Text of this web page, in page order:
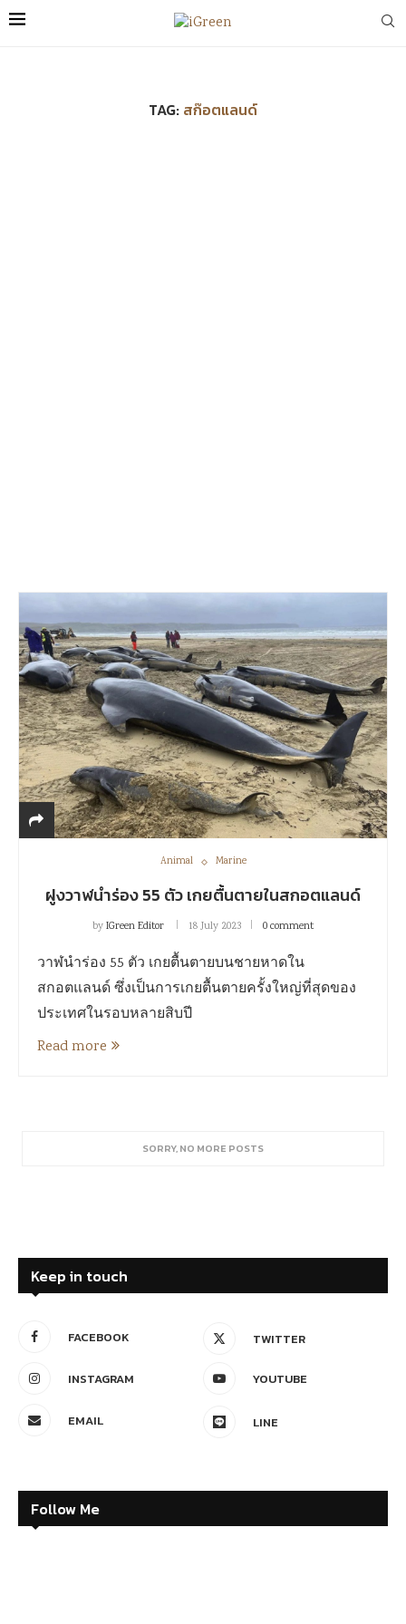
TAG: สก๊อตแลนด์
Animal Marine
ฝูงวาฬนำร่อง 55 ตัว เกยตื้นตายในสกอตแลนด์
byIGreen Editor 18 July 2023 0 comment
วาฬนำร่อง 55 ตัว เกยตื้นตายบนชายหาดใน
สกอตแลนด์ ซึ่งเป็นการเกยตื้นตายครั้งใหญ่ที่สุดของ
ประเทศในรอบหลายสิบปี
Read more
SORRY, NO MORE POSTS
Keep in touch
FACEBOOK TWITTER
INSTAGRAM YOUTUBE
EMAIL LINE
Follow Me